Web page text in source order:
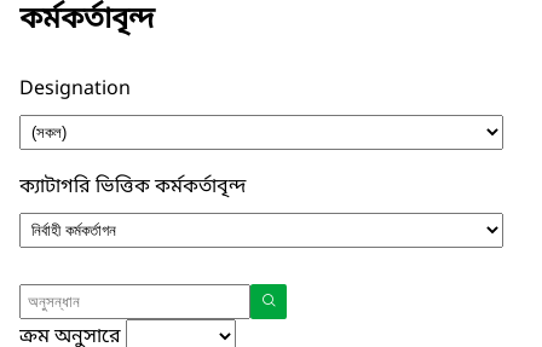
কর্মকর্তাবৃন্দ
Designation
ক্যাটাগরি ভিত্তিক কর্মকর্তাবৃন্দ
ক্রম অনুসারে